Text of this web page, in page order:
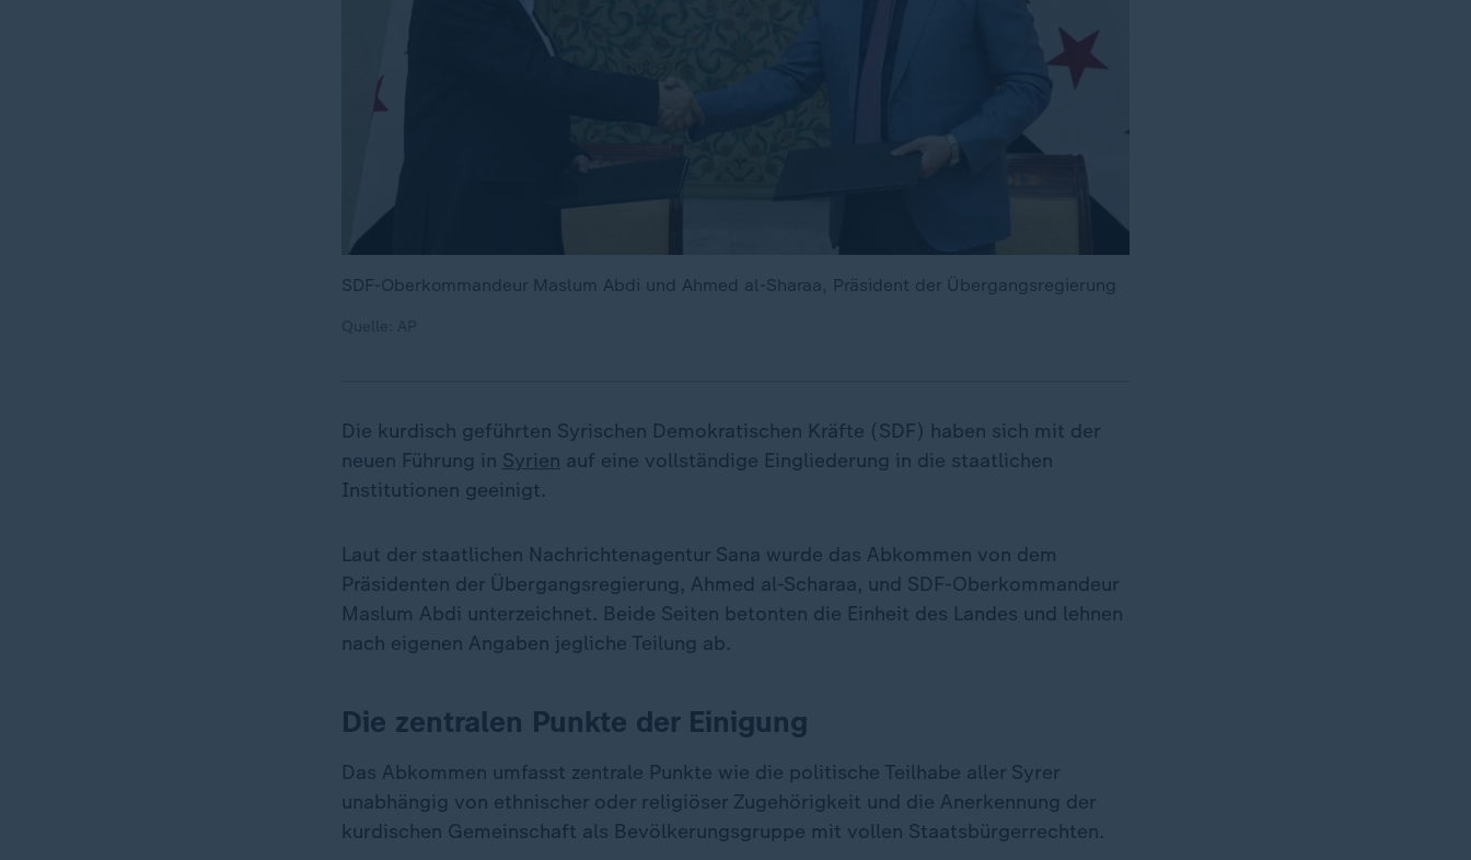
SDF-Oberkommandeur Maslum Abdi und Ahmed al-Sharaa, Präsident der Übergangsregierung
Die kurdisch geführten Syrischen Demokratischen Kräfte (SDF) haben sich mit der
neuen Führung in Syrien auf eine vollständige Eingliederung in die staatlichen
Institutionen geeinigt.
Laut der staatlichen Nachrichtenagentur Sana wurde das Abkommen von dem
Präsidenten der Übergangsregierung, Ahmed al-Scharaa, und SDF-Oberkommandeur
Maslum Abdi unterzeichnet. Beide Seiten betonten die Einheit des Landes und lehnen
nach eigenen Angaben jegliche Teilung ab.
Die zentralen Punkte der Einigung
Das Abkommen umfasst zentrale Punkte wie die politische Teilhabe aller Syrer
unabhängig von ethnischer oder religiöser Zugehörigkeit und die Anerkennung der
kurdischen Gemeinschaft als Bevölkerungsgruppe mit vollen Staatsbürgerrechten.